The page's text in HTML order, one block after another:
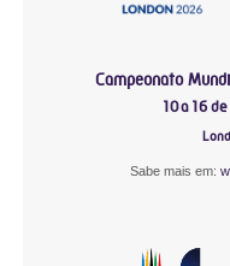
Campeonato
10 a 16
Sabe mais em: